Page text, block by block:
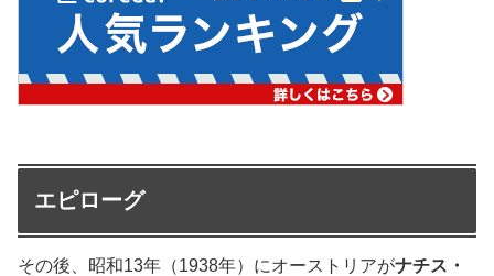
エピローグ
その後、昭和13年（1938年）にオーストリアがナチス・